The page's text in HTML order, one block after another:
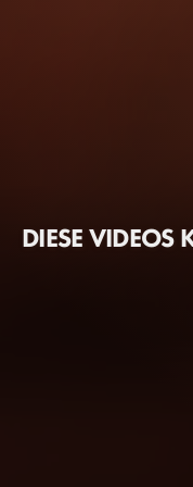
DIESE VIDEOS